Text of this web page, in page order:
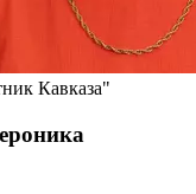
Кавказа"